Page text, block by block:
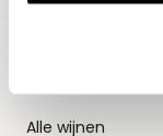
Alle wijnen